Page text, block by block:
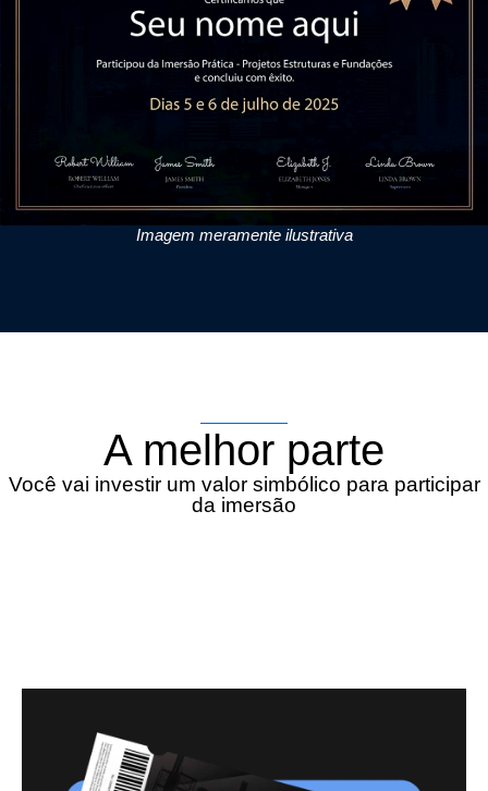
Imagem meramente ilustrativa
A melhor parte
Você vai investir um valor simbólico para participar
da imersão